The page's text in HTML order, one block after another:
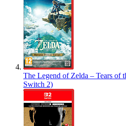
The Legend of Zelda – Tears of
Switch 2)